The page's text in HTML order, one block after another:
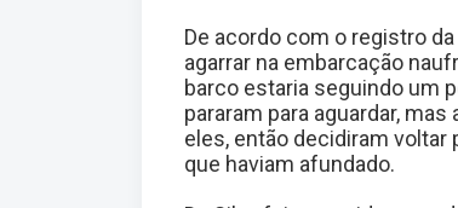
De acordo com o registro
agarrar na embarcação
barco estaria seguindo um
pararam para aguardar,
eles, então decidiram voltar
que haviam afundado.